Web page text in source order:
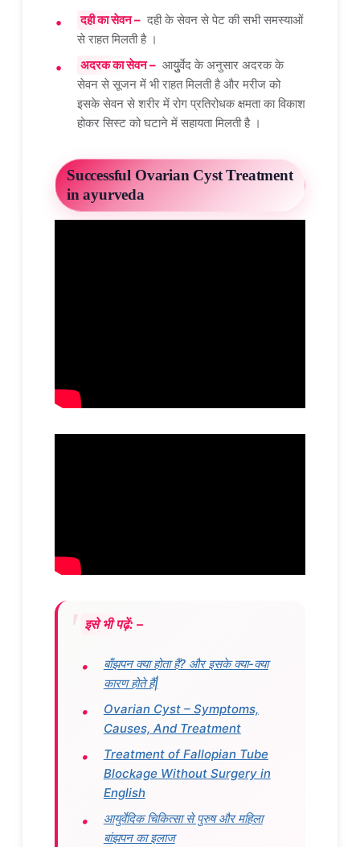
दही का सेवन – दही के सेवन से पेट की सभी समस्याओं
से राहत मिलती है ।
अदरक का सेवन – आयुुुर्वेद के अनुसार अदरक के
सेवन से सूजन में भी राहत मिलती है और मरीज को
इसके सेवन से शरीर में रोग प्रतिरोधक क्षमता का विकाश
होकर सिस्ट को घटाने में सहायता मिलती है ।
Successful Ovarian Cyst Treatment
in ayurveda
इसे भी पढ़ें: –
बाँझपन क्या होता हैं? और इसके क्या-क्या
कारण होते हैं|
Ovarian Cyst – Symptoms,
Causes, And Treatment
Treatment of Fallopian Tube
Blockage Without Surgery in
English
आयुर्वेदिक चिकित्सा से पुरुष और महिला
बांझपन का इलाज